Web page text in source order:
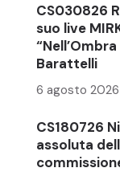
CS030826
suo live
Barattelli
6 agosto 2026
CS180726
assoluta